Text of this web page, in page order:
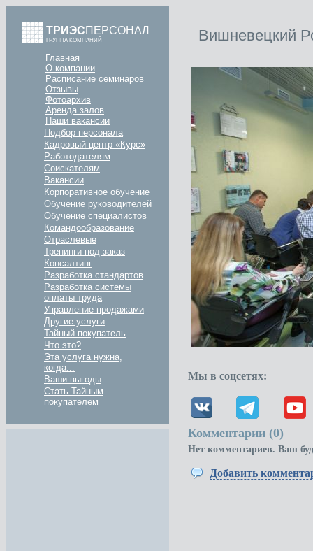
ТРИЭСПЕРСОНАЛ
ГРУППА КОМПАНИЙ
Главная
О компании
Расписание семинаров
Отзывы
Фотоархив
Аренда залов
Наши вакансии
Подбор персонала
Кадровый центр «Курс»
Работодателям
Соискателям
Вакансии
Корпоративное обучение
Обучение руководителей
Обучение специалистов
Командообразование
Отраслевые
Тренинги под заказ
Консалтинг
Разработка стандартов
Разработка системы
оплаты труда
Управление продажами
Другие услуги
Тайный покупатель
Что это?
Эта услуга нужна,
когда...
Ваши выгоды
Стать Тайным
покупателем
Вишневецкий
Мы в соцсетях:
Комментарии (0)
Нет комментариев. Ваш
Добавить